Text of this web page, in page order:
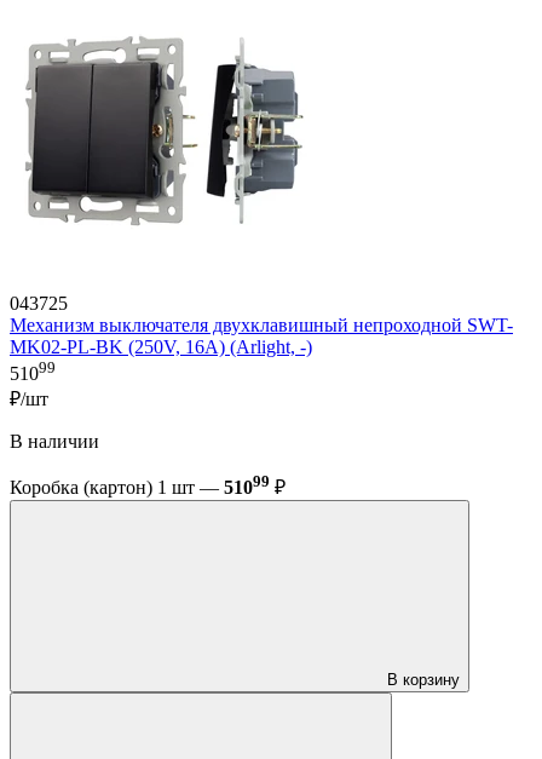
043725
Механизм выключателя двухклавишный непроходной SWT-
MK02-PL-BK (250V, 16A) (Arlight, -)
51099
₽/шт
В наличии
Коробка (картон) 1 шт — 51099 ₽
В корзину